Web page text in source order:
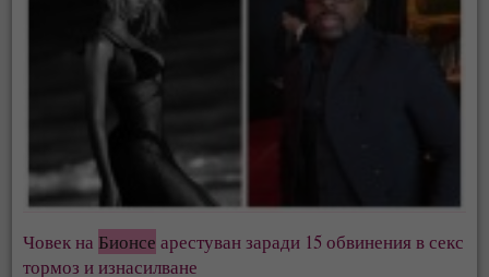
Човек на Бионсе арестуван заради 15 обвинения в секс
тормоз и изнасилване